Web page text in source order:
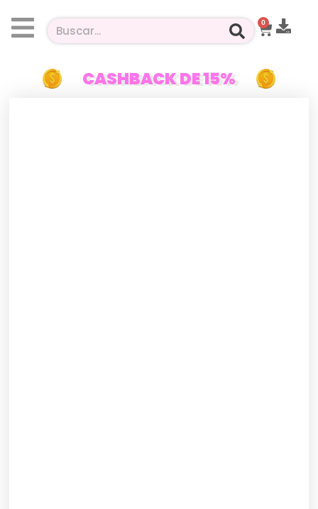
0
CASHBACK DE 15%